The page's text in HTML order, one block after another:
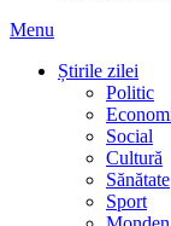
Menu
Știrile zilei
Politic
Social
Cultură
Sănătate
Sport